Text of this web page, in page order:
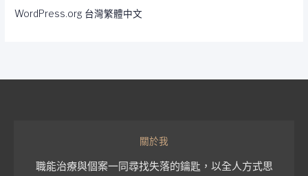
WordPress.org 台灣繁體中文
關於我
職能治療與個案一同尋找失落的鑰匙，以全人方式思